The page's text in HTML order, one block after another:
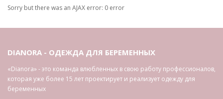
Sorry but there was an AJAX error: 0 error
DIANORA - ОДЕЖДА ДЛЯ БЕРЕМЕННЫХ
«Dianora» - это команда влюбленных в свою работу профессионалов,
которая уже более 15 лет проектирует и реализует одежду для
беременных